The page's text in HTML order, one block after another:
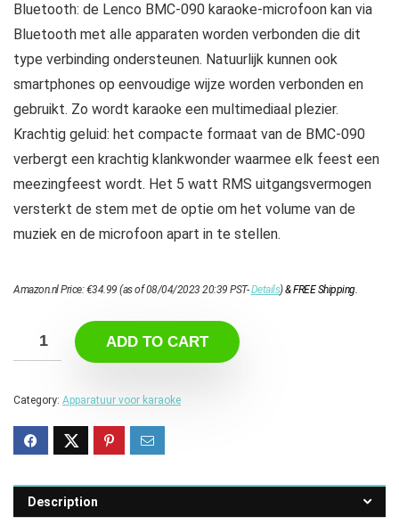
Bluetooth: de Lenco BMC-090 karaoke-microfoon kan via
Bluetooth met alle apparaten worden verbonden die dit
type verbinding ondersteunen. Natuurlijk kunnen ook
smartphones op eenvoudige wijze worden verbonden en
gebruikt. Zo wordt karaoke een multimediaal plezier.
Krachtig geluid: het compacte formaat van de BMC-090
verbergt een krachtig klankwonder waarmee elk feest een
meezingfeest wordt. Het 5 watt RMS uitgangsvermogen
versterkt de stem met de optie om het volume van de
muziek en de microfoon apart in te stellen.
Amazon.nl Price:€34.99 (as of 08/04/2023 20:39 PST-Details)&FREE Shipping.
ADD TO CART
Category: Apparatuur voor karaoke
Description